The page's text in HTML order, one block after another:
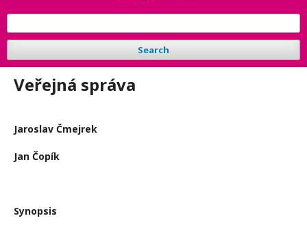
Search
Veřejná správa
Jaroslav Čmejrek
Jan Čopík
Synopsis